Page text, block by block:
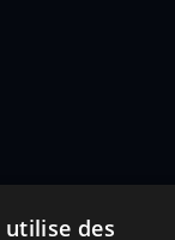
utilise des